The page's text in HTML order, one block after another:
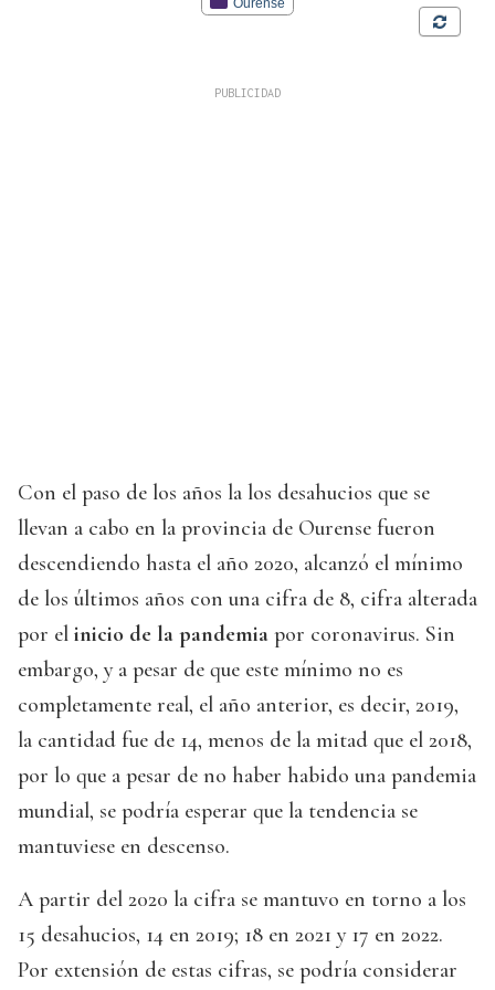
Con el paso de los años la los desahucios que se
llevan a cabo en la provincia de Ourense fueron
descendiendo hasta el año 2020, alcanzó el mínimo
de los últimos años con una cifra de 8, cifra alterada
por el inicio de la pandemia por coronavirus. Sin
embargo, y a pesar de que este mínimo no es
completamente real, el año anterior, es decir, 2019,
la cantidad fue de 14, menos de la mitad que el 2018,
por lo que a pesar de no haber habido una pandemia
mundial, se podría esperar que la tendencia se
mantuviese en descenso.
A partir del 2020 la cifra se mantuvo en torno a los
15 desahucios, 14 en 2019; 18 en 2021 y 17 en 2022.
Por extensión de estas cifras, se podría considerar